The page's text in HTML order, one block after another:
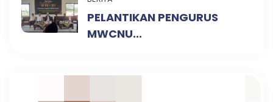
PELANTIKAN PENGURUS
MWCNU...